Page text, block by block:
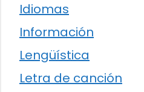
Idiomas
Información
Lengüística
Letra de canción